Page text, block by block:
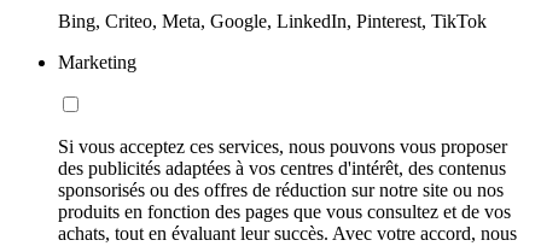
Bing, Criteo, Meta, Google, LinkedIn, Pinterest, TikTok
Marketing
Si vous acceptez ces services, nous pouvons vous proposer
des publicités adaptées à vos centres d'intérêt, des contenus
sponsorisés ou des offres de réduction sur notre site ou nos
produits en fonction des pages que vous consultez et de vos
achats, tout en évaluant leur succès. Avec votre accord, nous